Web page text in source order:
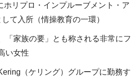
ホリプロ・インプルーブメント・ア
て入所（情操教育の一環）
「家族の要」とも称される非常にフ
い女性
（ケリング）グループに勤務す